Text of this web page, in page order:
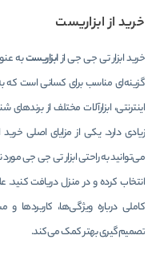
خرید از ابزاریست
خرید ابزار تی جی جی ازابزاریستبه
گزینه‌ای مناسب برای کسانی است که به
اینترنتی، ابزارآلات مختلف از
زیادی دارد. یکی از مزایای اصلی
می‌توانید به راحتی ابزار تی جی جی
انتخاب کرده و در منزل دریافت کنید.
کاملی درباره ویژگی‌ها،
تصمیم‌گیری بهتر کمک می‌کند.